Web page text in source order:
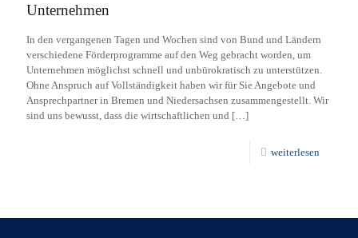
Unternehmen
In den vergangenen Tagen und Wochen sind von Bund und Ländern
verschiedene Förderprogramme auf den Weg gebracht worden, um
Unternehmen möglichst schnell und unbürokratisch zu unterstützen.
Ohne Anspruch auf Vollständigkeit haben wir für Sie Angebote und
Ansprechpartner in Bremen und Niedersachsen zusammengestellt. Wir
sind uns bewusst, dass die wirtschaftlichen und […]
weiterlesen